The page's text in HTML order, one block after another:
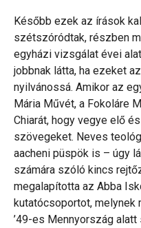
Később ezek az írások
szétszóródtak, részben
egyházi vizsgálat évei
jobbnak látta, ha ezeket
nyilvánossá. Amikor az
Mária Művét, a Fokoláre
Chiarát, hogy vegye elő
szövegeket. Neves
aacheni püspök is – úgy
számára szóló kincs
megalapította az Abba
kutatócsoportot, melynek
’49-es Mennyország